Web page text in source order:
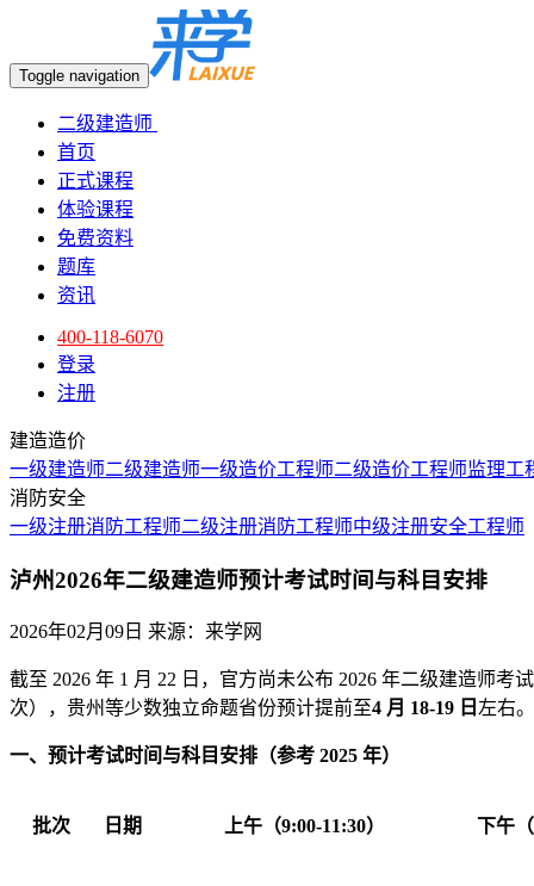
Toggle navigation
二级建造师
首页
正式课程
体验课程
免费资料
题库
资讯
400-118-6070
登录
注册
建造造价
一级建造师二级建造师一级造价工程师二级造价工程师监理工
消防安全
一级注册消防工程师二级注册消防工程师中级注册安全工程师
泸州2026年二级建造师预计考试时间与科目安排
2026年02月09日 来源：来学网
截至 2026 年 1 月 22 日，官方尚未公布 2026 年二级建造师
次），贵州等少数独立命题省份预计提前至4 月 18-19 日 左右。
一、预计考试时间与科目安排（参考 2025 年）
批次 日期 上午（9:00-11:30） 下午